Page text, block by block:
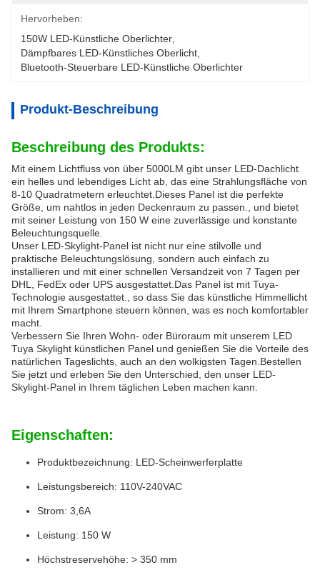
Hervorheben:
150W LED-Künstliche Oberlichter
Dämpfbares LED-Künstliches Oberlicht
Bluetooth-Steuerbare LED-Künstliche Oberlichter
Produkt-Beschreibung
Beschreibung des Produkts:
Mit einem Lichtfluss von über 5000LM gibt unser LED-Dachlicht
ein helles und lebendiges Licht ab, das eine Strahlungsfläche von
8-10 Quadratmetern erleuchtet.Dieses Panel ist die perfekte
Größe, um nahtlos in jeden Deckenraum zu passen., und bietet
mit seiner Leistung von 150 W eine zuverlässige und konstante
Beleuchtungsquelle.
Unser LED-Skylight-Panel ist nicht nur eine stilvolle und
praktische Beleuchtungslösung, sondern auch einfach zu
installieren und mit einer schnellen Versandzeit von 7 Tagen per
DHL, FedEx oder UPS ausgestattet.Das Panel ist mit Tuya-
Technologie ausgestattet., so dass Sie das künstliche Himmellicht
mit Ihrem Smartphone steuern können, was es noch komfortabler
macht.
Verbessern Sie Ihren Wohn- oder Büroraum mit unserem LED
Tuya Skylight künstlichen Panel und genießen Sie die Vorteile des
natürlichen Tageslichts, auch an den wolkigsten Tagen.Bestellen
Sie jetzt und erleben Sie den Unterschied, den unser LED-
Skylight-Panel in Ihrem täglichen Leben machen kann.
Eigenschaften:
Produktbezeichnung: LED-Scheinwerferplatte
Leistungsbereich: 110V-240VAC
Strom: 3,6A
Leistung: 150 W
Höchstreservehöhe: > 350 mm